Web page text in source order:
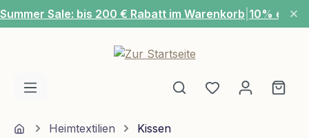
Zum Hauptinhalt springen
Summer Sale: bis 200 € Rabatt im Warenkorb 10% extra
Du hast 0
HomeHeimtextilien Kissen